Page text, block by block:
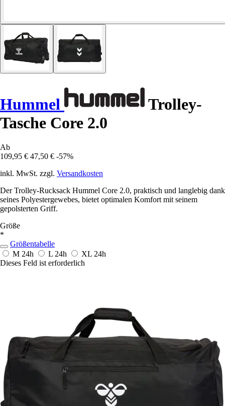
Hummel
Trolley-
Tasche Core 2.0
Ab
109,95 € 47,50 € -57%
inkl. MwSt. zzgl. Versandkosten
Der Trolley-Rucksack Hummel Core 2.0, praktisch und langlebig dank
seines Polyestergewebes, bietet optimalen Komfort mit seinem
gepolsterten Griff.
Größe
*
Größentabelle
M 24h L 24h XL 24h
Dieses Feld ist erforderlich